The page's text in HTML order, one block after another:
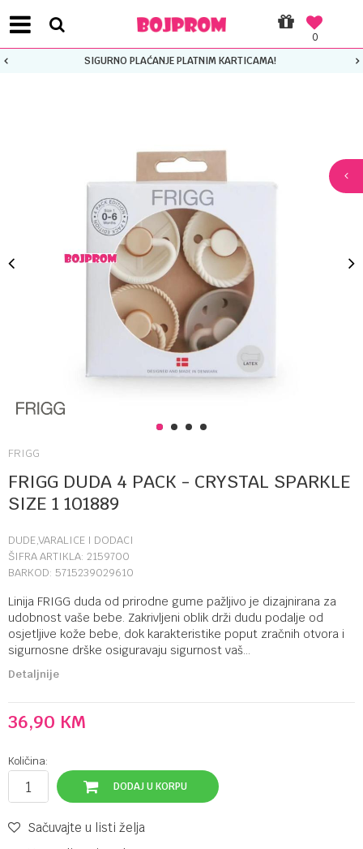
0
SIGURNO PLAĆANJE PLATNIM KARTICAMA!
1 2 3 4
FRIGG
FRIGG DUDA 4 PACK - CRYSTAL SPARKLE
SIZE 1 101889
DUDE,VARALICE I DODACI
ŠIFRA ARTIKLA: 2159700
BARKOD: 5715239029610
Linija FRIGG duda od prirodne gume pažljivo je dizajnirana za
udobnost vaše bebe. Zakrivljeni oblik drži dudu podalje od
osjetljive kože bebe, dok karakteristike poput zračnih otvora i
sigurnosne drške osiguravaju sigurnost vaš...
Detaljnije
36,90 KM
Količina:
DODAJ U KORPU
Sačuvajte u listi želja